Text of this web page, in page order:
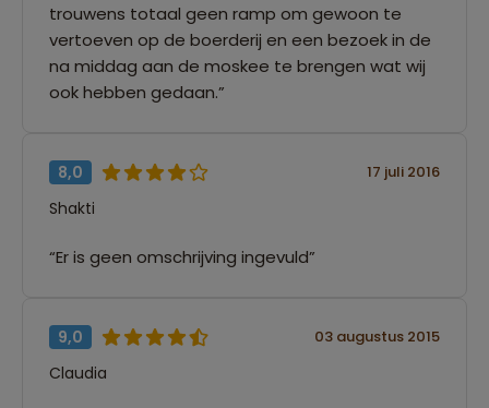
trouwens totaal geen ramp om gewoon te
vertoeven op de boerderij en een bezoek in de
na middag aan de moskee te brengen wat wij
ook hebben gedaan.”
8,0 17 juli 2016
Shakti
“Er is geen omschrijving ingevuld”
9,0 03 augustus 2015
Claudia